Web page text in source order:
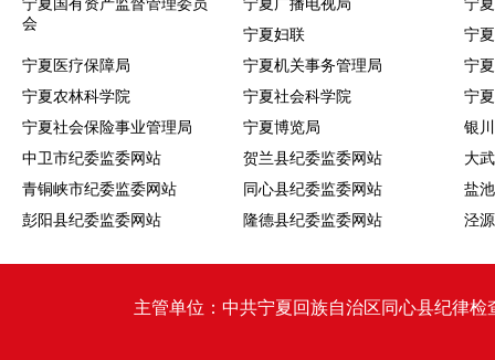
宁夏国有资产监督管理委员
会
宁夏广播电视局
宁
宁夏妇联
宁
宁夏医疗保障局
宁夏机关事务管理局
宁
宁夏农林科学院
宁夏社会科学院
宁
宁夏社会保险事业管理局
宁夏博览局
银
中卫市纪委监委网站
贺兰县纪委监委网站
大
青铜峡市纪委监委网站
同心县纪委监委网站
盐
彭阳县纪委监委网站
隆德县纪委监委网站 泾
主管单位：中共宁夏回族自治区同心县纪律检